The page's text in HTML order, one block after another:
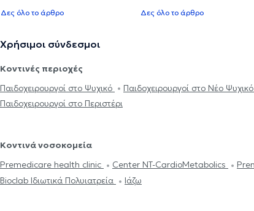
Δες όλο το άρθρο Δες όλο το άρθρο
Χρήσιμοι σύνδεσμοι
Κοντινές περιοχές
Παιδοχειρουργοί στο Ψυχικό
Παιδοχειρουργοί στο Νέο Ψυχικό
Παιδοχειρουργοί στο Περιστέρι
Κοντινά νοσοκομεία
Premedicare health clinic
Center NT-CardioMetabolics
Bioclab Ιδιωτικά Πολυιατρεία
Ιάζω